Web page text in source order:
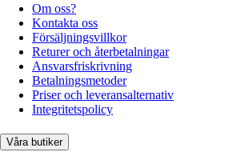
Om oss?
Kontakta oss
Försäljningsvillkor
Returer och återbetalningar
Ansvarsfriskrivning
Betalningsmetoder
Priser och leveransalternativ
Integritetspolicy
Våra butiker